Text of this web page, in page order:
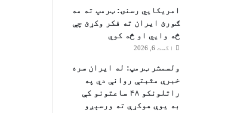
امریکایي رسنۍ: ټرمپ ته مه
ګورئ ایران ته فکر وکړئ چې
څه وایي او څه کوي
اگست 6, 2026
ولسمشر ټرمپ: له ایران سره
خبرې مثبتې روانې دي په
راتلونکو ۴۸ ساعتونو کې
به یوې هوکړې ته ورسېږو